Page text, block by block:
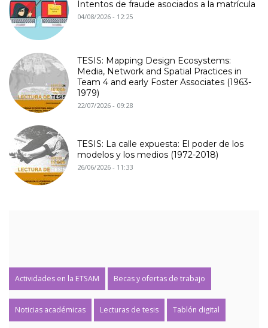
Intentos de fraude asociados a la matrícula
04/08/2026 - 12:25
TESIS: Mapping Design Ecosystems:
Media, Network and Spatial Practices in
Team 4 and early Foster Associates (1963-
1979)
22/07/2026 - 09:28
TESIS: La calle expuesta: El poder de los
modelos y los medios (1972-2018)
26/06/2026 - 11:33
Actividades en la ETSAM Becas y ofertas de trabajo
Noticias académicas Lecturas de tesis Tablón digital